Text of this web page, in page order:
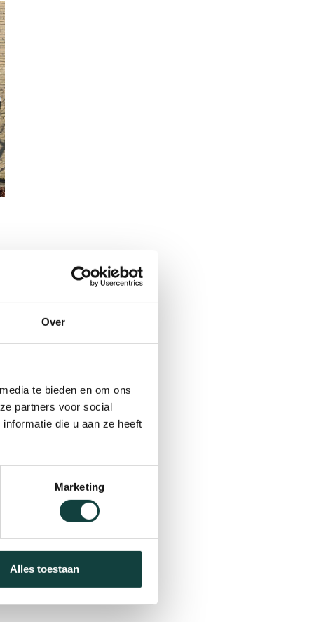
Over
te bieden en om ons
partners voor social
die u aan ze heeft
Marketing
Alles toestaan